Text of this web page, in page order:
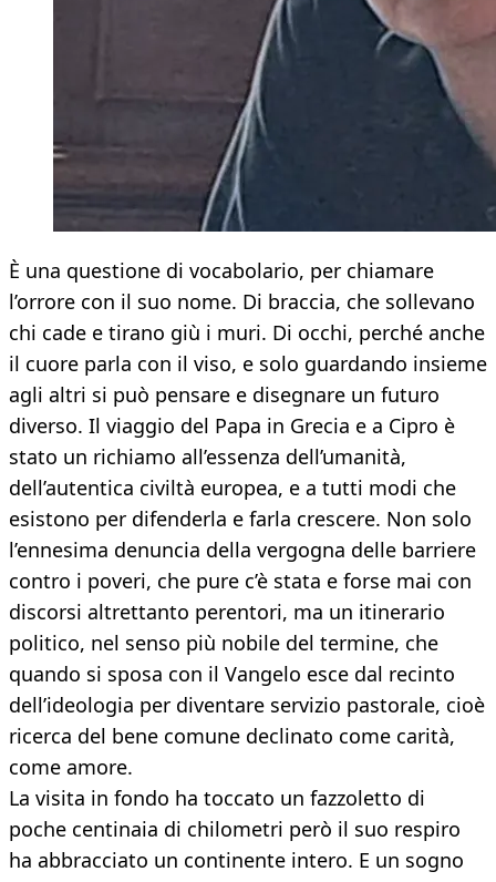
È una questione di vocabolario, per chiamare
l’orrore con il suo nome. Di braccia, che sollevano
chi cade e tirano giù i muri. Di occhi, perché anche
il cuore parla con il viso, e solo guardando insieme
agli altri si può pensare e disegnare un futuro
diverso. Il viaggio del Papa in Grecia e a Cipro è
stato un richiamo all’essenza dell’umanità,
dell’autentica civiltà europea, e a tutti modi che
esistono per difenderla e farla crescere. Non solo
l’ennesima denuncia della vergogna delle barriere
contro i poveri, che pure c’è stata e forse mai con
discorsi altrettanto perentori, ma un itinerario
politico, nel senso più nobile del termine, che
quando si sposa con il Vangelo esce dal recinto
dell’ideologia per diventare servizio pastorale, cioè
ricerca del bene comune declinato come carità,
come amore.
La visita in fondo ha toccato un fazzoletto di
poche centinaia di chilometri però il suo respiro
ha abbracciato un continente intero. E un sogno